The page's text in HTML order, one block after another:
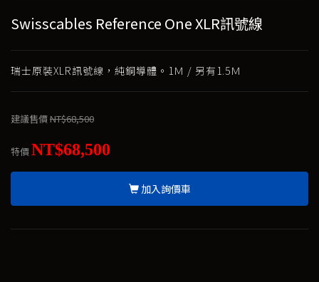
Swisscables Reference One XLR訊號線
瑞士原裝XLR訊號線，純銅導體。1Ｍ / 另有1.5Ｍ
建議售價NT$68,500
特價NT$68,500
加入詢價車